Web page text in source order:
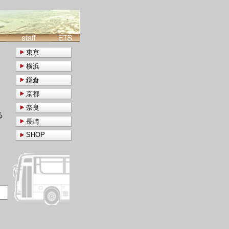
東京
横浜
鎌倉
京都
奈良
長崎
SHOP